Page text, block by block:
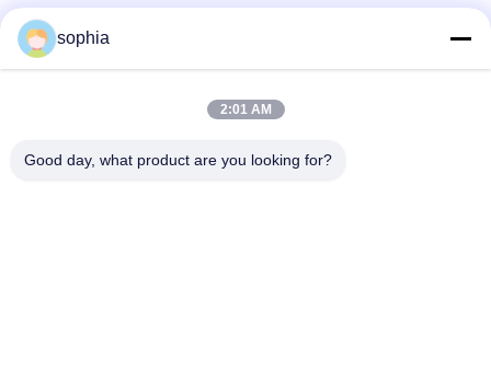
0086-13128969971
sophia
2:01 AM
Good day, what product are you looking for?